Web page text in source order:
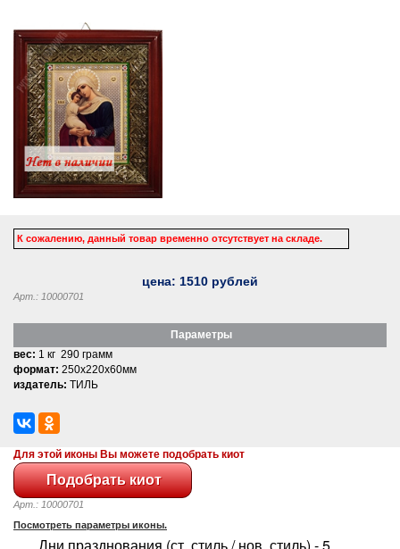
К сожалению, данный товар временно отсутствует на складе.
цена: 1510 рублей
Арт.: 10000701
Параметры
вес: 1 кг 290 грамм
формат: 250x220x60мм
издатель: ТИЛЬ
Для этой иконы Вы можете подобрать киот
Арт.: 10000701
Посмотреть параметры иконы.
Дни празднования (ст. стиль / нов. стиль) - 5